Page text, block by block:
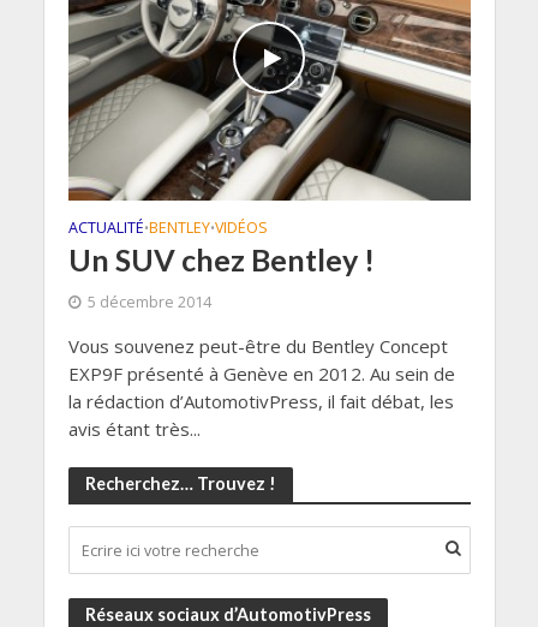
ACTUALITÉ•BENTLEY•VIDÉOS
Un SUV chez Bentley !
5 décembre 2014
Vous souvenez peut-être du Bentley Concept
EXP9F présenté à Genève en 2012. Au sein de
la rédaction d’AutomotivPress, il fait débat, les
avis étant très...
Recherchez… Trouvez !
Réseaux sociaux d’AutomotivPress